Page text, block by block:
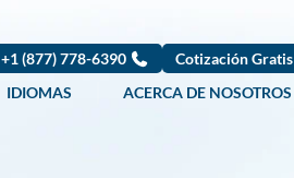
+1 (877) 778-6390 Cotización Gratis
IDIOMAS ACERCA DE NOSOTROS